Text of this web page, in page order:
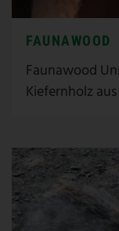
FAUNAWOOD
Faunawood
Kiefernholz